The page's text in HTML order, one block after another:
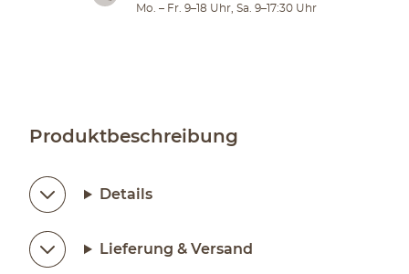
Mo. – Fr. 9–18 Uhr, Sa. 9–17:30 Uhr
Produktbeschreibung
Details
Lieferung & Versand